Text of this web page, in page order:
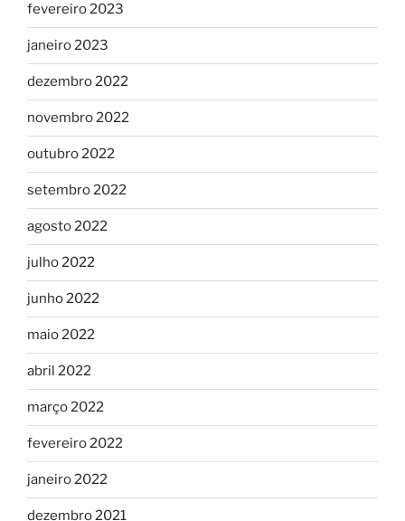
fevereiro 2023
janeiro 2023
dezembro 2022
novembro 2022
outubro 2022
setembro 2022
agosto 2022
julho 2022
junho 2022
maio 2022
abril 2022
março 2022
fevereiro 2022
janeiro 2022
dezembro 2021